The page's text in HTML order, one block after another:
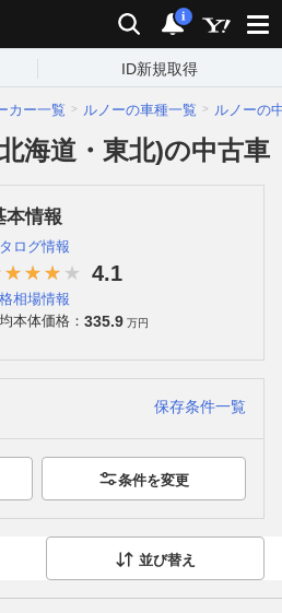
検索 通知
i
ID新規取得
カー一覧 ルノーの車種一覧 ルノーの
海道・東北)の中古車
本情報
ログ情報
4.1
相場情報
本体価格： 335.9 万円
保存条件一覧
条件を変更
並び替え